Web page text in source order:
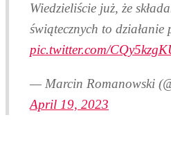
Wiedzieliście już, że
świątecznych to działanie
pic.twitter.com/
— Marcin Romanowski
April 19, 2023